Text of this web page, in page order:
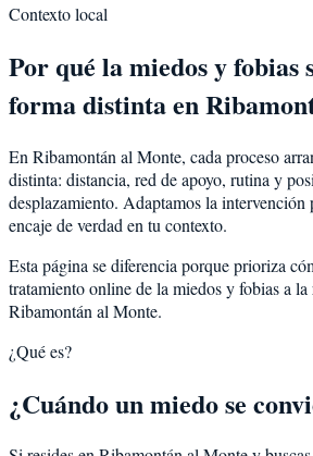
Contexto local
Por qué la miedos y fobias
forma distinta en
En Ribamontán al Monte, cada proceso
distinta: distancia, red de apoyo, rutina y
desplazamiento. Adaptamos la intervención
encaje de verdad en tu contexto.
Esta página se diferencia porque prioriza
tratamiento online de la miedos y fobias a
Ribamontán al Monte.
¿Qué es?
¿Cuándo un miedo se